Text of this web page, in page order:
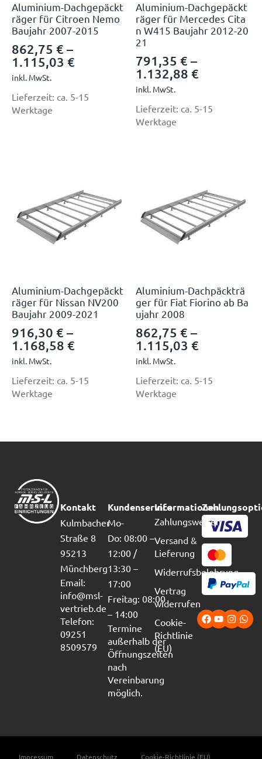
Aluminium-Dachgepäckt
räger für Citroen Nemo
Baujahr 2007-2015
862,75 € –
1.115,03 €
inkl. MwSt.
Lieferzeit: ca. 5-15
Werktage
Aluminium-Dachgepäckt
räger für Mercedes Cita
n W415 Baujahr 2012-20
21
791,35€ –
1.132,88€
inkl. MwSt.
Lieferzeit: ca. 5-15
Werktage
Aluminium-Dachgepäckt
räger für Nissan NV200
Baujahr 2009-2021
916,30 € –
1.168,58 €
inkl. MwSt.
Lieferzeit: ca. 5-15
Werktage
Aluminium-Dachpäckträ
ger für Fiat Fiorino ab Ba
ujahr 2008
862,75€ –
1.115,03€
inkl. MwSt.
Lieferzeit: ca. 5-15
Werktage
Kontakt
Kulmbacher
Straße 8
95213
Münchberg
Email:
info@msl-
vertrieb.de
Telefon:
09251
8509579
Kundenservice
Mo-
Do: 08:00 –
12:00 /
13:30 –
17:00
Freitag: 08:00
– 14:00
Termine
außerhalb der
Öffnungszeiten
nach
Vereinbarung
möglich.
Informationen
Zahlungsweisen
Versand &
Lieferung
Widerrufsbelehrung
Vertrag
widerrufen
Cookie-
Richtlinie
(EU)
Impressum Datenschutz Cookie-Richtlinie (EU)